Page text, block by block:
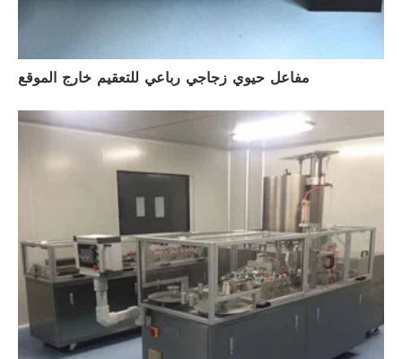
مفاعل حيوي زجاجي رباعي للتعقيم خارج الموقع